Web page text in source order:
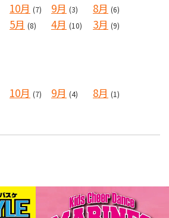
10月 (7) 9月 (3) 8月 (6)
5月 (8) 4月 (10) 3月 (9)
10月 (7) 9月 (4) 8月 (1)